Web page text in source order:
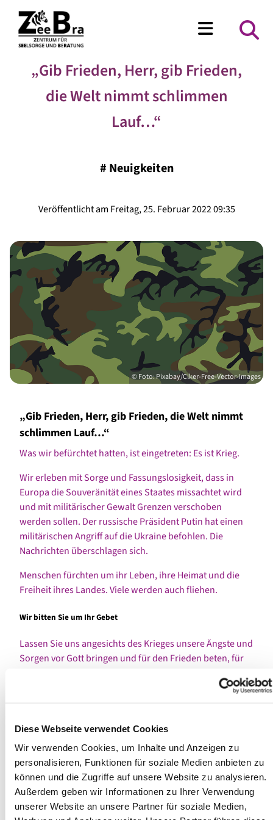
Diese Webseite verwendet Cookies
Wir verwenden Cookies, um Inhalte und Anzeigen zu
personalisieren, Funktionen für soziale Medien anbieten zu
können und die Zugriffe auf unsere Website zu analysieren.
Außerdem geben wir Informationen zu Ihrer Verwendung
unserer Website an unsere Partner für soziale Medien,
„Gib Frieden, Herr, gib Frieden,
die Welt nimmt schlimmen
Lauf…“
# Neuigkeiten
Veröffentlicht am Freitag, 25. Februar 2022 09:35
© Foto: Pixabay/Clker-Free-Vector-Images
„Gib Frieden, Herr, gib Frieden, die Welt nimmt
schlimmen Lauf…“
Was wir befürchtet hatten, ist eingetreten: Es ist Krieg.
Wir erleben mit Sorge und Fassungslosigkeit, dass in
Europa die Souveränität eines Staates missachtet wird
und mit militärischer Gewalt Grenzen verschoben
werden sollen. Der russische Präsident Putin hat einen
militärischen Angriff auf die Ukraine befohlen. Die
Nachrichten überschlagen sich.
Menschen fürchten um ihr Leben, ihre Heimat und die
Freiheit ihres Landes. Viele werden auch fliehen.
Wir bitten Sie um Ihr Gebet
Lassen Sie uns angesichts des Krieges unsere Ängste und
Sorgen vor Gott bringen und für den Frieden beten, für
Weisheit und Besonnenheit für die Politiker:innen, die
angesichts dieses Rechtsbruchs wirksame Antworten auf
laden wir Sie herzlich zu den Friedensgebeten in unseren
Gemeinden ein.
Wir bitten Sie auch um Ihre Unterstützung in Form von
Spenden an die Soforthilfe der Diakonie
Katastrophenhilfe.